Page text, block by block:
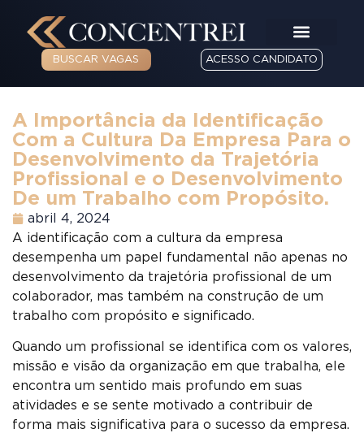
BUSCAR VAGAS ACESSO CANDIDATO
A Importância da Identificação
Com a Cultura Da Empresa Para o
Desenvolvimento da Trajetória
Profissional e o Desenvolvimento
De um Trabalho com Propósito.
abril 4, 2024
A identificação com a cultura da empresa
desempenha um papel fundamental não apenas no
desenvolvimento da trajetória profissional de um
colaborador, mas também na construção de um
trabalho com propósito e significado.
Quando um profissional se identifica com os valores,
missão e visão da organização em que trabalha, ele
encontra um sentido mais profundo em suas
atividades e se sente motivado a contribuir de
forma mais significativa para o sucesso da empresa.